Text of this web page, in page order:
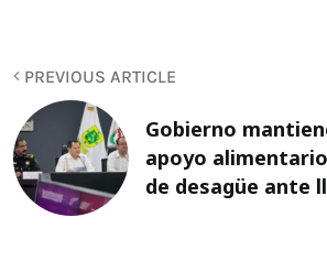
PREVIOUS ARTICLE
Gobierno
apoyo
de desagüe ante